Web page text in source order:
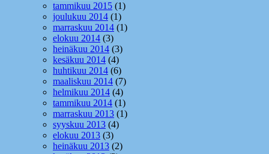
tammikuu 2015 (1)
joulukuu 2014 (1)
marraskuu 2014 (1)
elokuu 2014 (3)
heinäkuu 2014 (3)
kesäkuu 2014 (4)
huhtikuu 2014 (6)
maaliskuu 2014 (7)
helmikuu 2014 (4)
tammikuu 2014 (1)
marraskuu 2013 (1)
syyskuu 2013 (4)
elokuu 2013 (3)
heinäkuu 2013 (2)